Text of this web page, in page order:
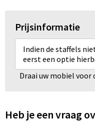
Prijsinformatie
Indien de staffels
eerst een optie
Draai uw mobiel
Heb je een vraag